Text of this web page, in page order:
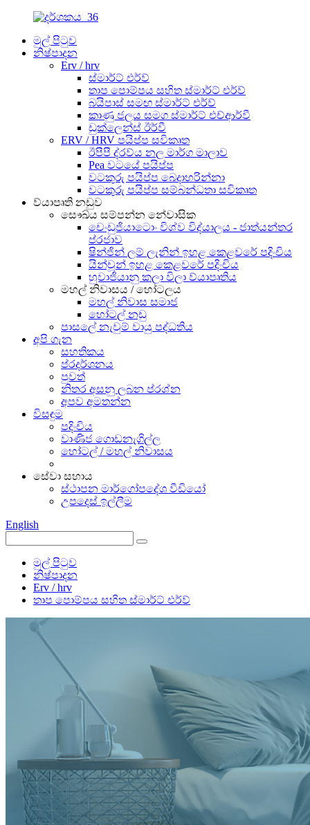
මුල් පිටුව
නිෂ්පාදන
Erv / hrv
ස්මාර්ට් එර්ව්
තාප පොම්පය සහිත ස්මාර්ට් එර්ව්
බයිපාස් සමඟ ස්මාර්ට් එර්ව්
කාණු ජලය සමග ස්මාර්ට් එච්ආර්වී
ඩුක්ලෙන්ස් ඊර්වී
ERV / HRV පයිප්ප සවිකෘත
ඊපීපී ද්රව්ය නල මාර්ග මාලාව
Pea වටයේ පයිප්ප
වටකුරු පයිප්ප බෙදාහරින්නා
වටකුරු පයිප්ප සම්බන්ධතා සවිකෘත
ව්යාපෘති නඩුව
සෞඛ්ය සම්පන්න නේවාසික
චෙංඩුජියාටොං විශ්ව විද්යාලය - ජාත්යන්තර
ප්රජාව
ෂින්ජින් ලම් ලැනින් ඉහළ කෙළවරේ පදිංචිය
යින්චූන් ඉහළ කෙළවරේ පදිංචිය
හුවාජියානු කලා විලා ව්යාපෘතිය
මහල් නිවාසය / හෝටලය
මහල් නිවාස සමාජ
හෝටල් නඩු
පාසලේ නැවුම් වායු පද්ධතිය
අපි ගැන
සහතිකය
ප්රදර්ශනය
පුවත්
නිතර අසනු ලබන ප්රශ්න
අපව අමතන්න
විසඳුම
පදිංචිය
වාණිජ ගොඩනැගිල්ල
හෝටල් / මහල් නිවාසය
සේවා සහාය
ස්ථාපන මාර්ගෝපදේශ වීඩියෝ
උපදෙස් ඉල්ලීම
English
මුල් පිටුව
නිෂ්පාදන
Erv / hrv
තාප පොම්පය සහිත ස්මාර්ට් එර්ව්